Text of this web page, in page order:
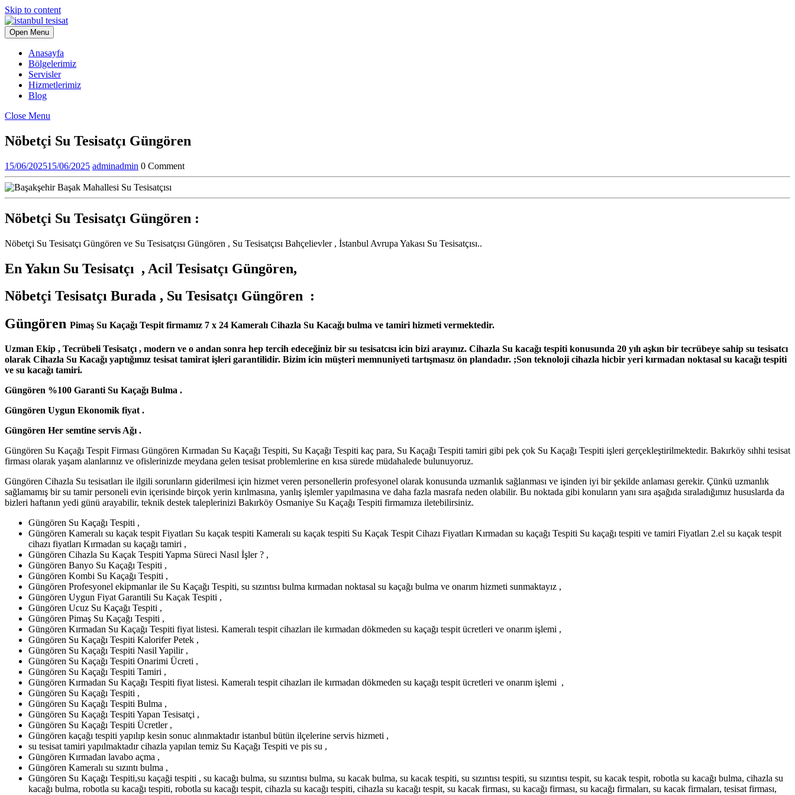
Skip to content
Open Menu
Anasayfa
Bölgelerimiz
Servisler
Hizmetlerimiz
Blog
Close Menu
Nöbetçi Su Tesisatçı Güngören
15/06/202515/06/2025 adminadmin 0 Comment
Nöbetçi Su Tesisatçı Güngören :
Nöbetçi Su Tesisatçı Güngören ve Su Tesisatçısı Güngören , Su Tesisatçısı Bahçelievler , İstanbul Avrupa Yakası Su Tesisatçısı..
En Yakın Su Tesisatçı , Acil Tesisatçı Güngören,
Nöbetçi Tesisatçı Burada , Su Tesisatçı Güngören :
Güngören Pimaş Su Kaçağı Tespit firmamız 7 x 24 Kameralı Cihazla Su Kacağı bulma ve tamiri hizmeti vermektedir.
Uzman Ekip , Tecrübeli Tesisatçı , modern ve o andan sonra hep tercih edeceğiniz bir su tesisatcısı icin bizi arayınız. Cihazla Su kacağı tespiti konusunda 20 yılı aşkın bir tecrübeye sahip su tesisatcı
olarak Cihazla Su Kacağı yaptığımız tesisat tamirat işleri garantilidir. Bizim icin müşteri memnuniyeti tartışmasız ön plandadır. ;Son teknoloji cihazla hicbir yeri kırmadan noktasal su kacağı tespiti
ve su kacağı tamiri.
Güngören %100 Garanti Su Kaçağı Bulma .
Güngören Uygun Ekonomik fiyat .
Güngören Her semtine servis Ağı .
Güngören Su Kaçağı Tespit Firması Güngören Kırmadan Su Kaçağı Tespiti, Su Kaçağı Tespiti kaç para, Su Kaçağı Tespiti tamiri gibi pek çok Su Kaçağı Tespiti işleri gerçekleştirilmektedir. Bakırköy sıhhi tesisat
firması olarak yaşam alanlarınız ve ofislerinizde meydana gelen tesisat problemlerine en kısa sürede müdahalede bulunuyoruz.
Güngören Cihazla Su tesisatları ile ilgili sorunların giderilmesi için hizmet veren personellerin profesyonel olarak konusunda uzmanlık sağlanması ve işinden iyi bir şekilde anlaması gerekir. Çünkü uzmanlık
sağlamamış bir su tamir personeli evin içerisinde birçok yerin kırılmasına, yanlış işlemler yapılmasına ve daha fazla masrafa neden olabilir. Bu noktada gibi konuların yanı sıra aşağıda sıraladığımız hususlarda da
bizleri haftanın yedi günü arayabilir, teknik destek taleplerinizi Bakırköy Osmaniye Su Kaçağı Tespiti firmamıza iletebilirsiniz.
Güngören Su Kaçağı Tespiti ,
Güngören Kameralı su kaçak tespit Fiyatları Su kaçak tespiti Kameralı su kaçak tespiti Su Kaçak Tespit Cihazı Fiyatları Kırmadan su kaçağı Tespiti Su kaçağı tespiti ve tamiri Fiyatları 2.el su kaçak tespit
cihazı fiyatları Kırmadan su kaçağı tamiri ,
Güngören Cihazla Su Kaçak Tespiti Yapma Süreci Nasıl İşler ? ,
Güngören Banyo Su Kaçağı Tespiti ,
Güngören Kombi Su Kaçağı Tespiti ,
Güngören Profesyonel ekipmanlar ile Su Kaçağı Tespiti, su sızıntısı bulma kırmadan noktasal su kaçağı bulma ve onarım hizmeti sunmaktayız ,
Güngören Uygun Fiyat Garantili Su Kaçak Tespiti ,
Güngören Ucuz Su Kaçağı Tespiti ,
Güngören Pimaş Su Kaçağı Tespiti ,
Güngören Kırmadan Su Kaçağı Tespiti fiyat listesi. Kameralı tespit cihazları ile kırmadan dökmeden su kaçağı tespit ücretleri ve onarım işlemi ,
Güngören Su Kaçağı Tespiti Kalorifer Petek ,
Güngören Su Kaçağı Tespiti Nasil Yapilir ,
Güngören Su Kaçağı Tespiti Onarimi Ücreti ,
Güngören Su Kaçağı Tespiti Tamiri ,
Güngören Kırmadan Su Kaçağı Tespiti fiyat listesi. Kameralı tespit cihazları ile kırmadan dökmeden su kaçağı tespit ücretleri ve onarım işlemi ,
Güngören Su Kaçağı Tespiti ,
Güngören Su Kaçağı Tespiti Bulma ,
Güngören Su Kaçağı Tespiti Yapan Tesisatçi ,
Güngören Su Kaçağı Tespiti Ücretler ,
Güngören kaçağı tespiti yapılıp kesin sonuc alınmaktadır istanbul bütün ilçelerine servis hizmeti ,
su tesisat tamiri yapılmaktadır cihazla yapılan temiz Su Kaçağı Tespiti ve pis su ,
Güngören Kırmadan lavabo açma ,
Güngören Kameralı su sızıntı bulma ,
Güngören Su Kaçağı Tespiti,su kaçaği tespiti , su kacağı bulma, su sızıntısı bulma, su kacak bulma, su kacak tespiti, su sızıntısı tespiti, su sızıntısı tespit, su kacak tespit, robotla su kacağı bulma, cihazla su
kacağı bulma, robotla su kacağı tespiti, robotla su kacağı tespit, cihazla su kacağı tespiti, cihazla su kacağı tespit, su kacak firması, su kacağı firması, su kacağı firmaları, su kacak firmaları, tesisat firması,